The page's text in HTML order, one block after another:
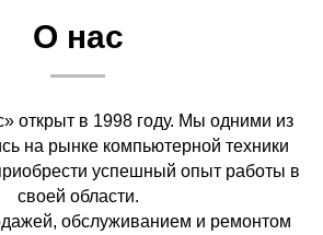
О нас
открыт в 1998 году. Мы одними из
на рынке компьютерной техники
успешный опыт работы в
своей области.
обслуживанием и ремонтом